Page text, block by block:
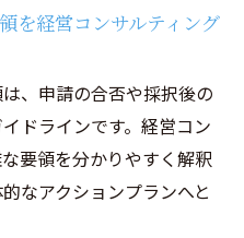
を経営コンサルティング
、申請の合否や採択後の
ドラインです。経営コン
要領を分かりやすく解釈
なアクションプランへと